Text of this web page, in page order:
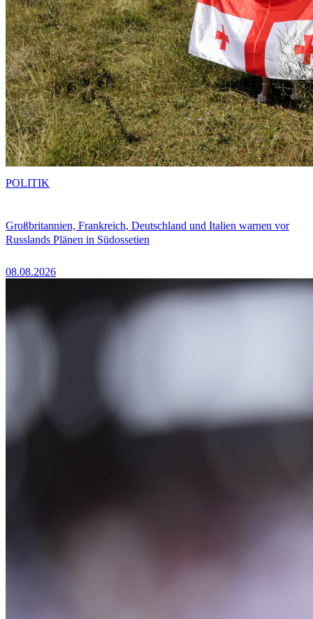
Großbritannien, Frankreich, Deutschland und Italien warnen vor
Russlands Plänen in Südossetien
08.08.2026
POLITIK